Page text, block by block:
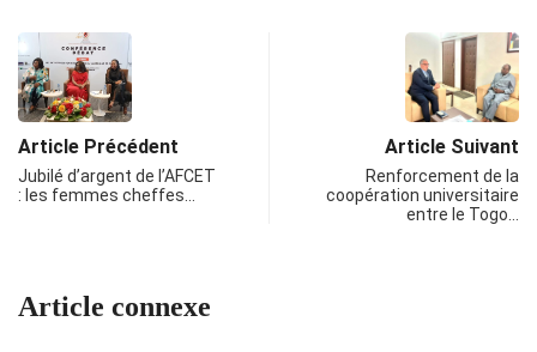
Article Précédent
Jubilé d’argent de l’AFCET
: les femmes cheffes…
Article Suivant
Renforcement de la
coopération universitaire
entre le Togo…
Article connexe